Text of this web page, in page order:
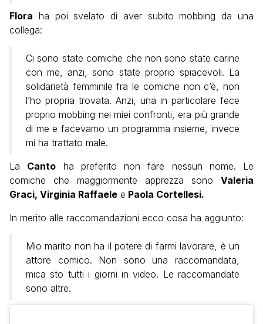
Flora ha poi svelato di aver subito mobbing da una
collega:
Ci sono state comiche che non sono state carine
con me, anzi, sono state proprio spiacevoli. La
solidarietà femminile fra le comiche non c’è, non
l’ho propria trovata. Anzi, una in particolare fece
proprio mobbing nei miei confronti, era più grande
di me e facevamo un programma insieme, invece
mi ha trattato male.
La Canto ha preferito non fare nessun nome. Le
comiche che maggiormente apprezza sono Valeria
Graci, Virginia Raffaele e Paola Cortellesi.
In merito alle raccomandazioni ecco cosa ha aggiunto:
Mio marito non ha il potere di farmi lavorare, è un
attore comico. Non sono una raccomandata,
mica sto tutti i giorni in video. Le raccomandate
sono altre.